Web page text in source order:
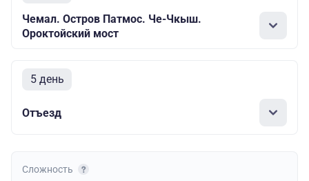
Чемал. Остров Патмос. Че-Чкыш.
Ороктойский мост
5 день
Отъезд
Сложность